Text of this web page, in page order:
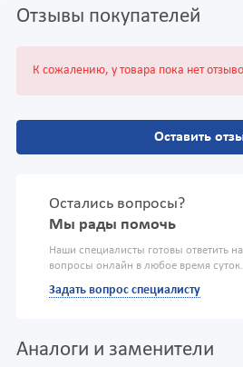
Отзывы покупателей
К сожалению, у товара пока нет
Оставить
Остались вопросы?
Мы рады помочь
Наши специалисты готовы ответить
вопросы онлайн в любое время суток.
Задать вопрос специалисту
Аналоги и заменители